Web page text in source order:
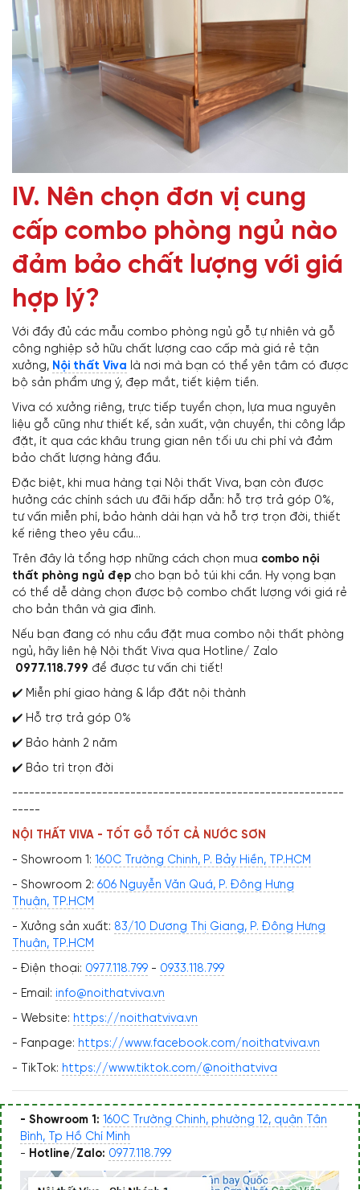
IV. Nên chọn đơn vị cung
cấp combo phòng ngủ nào
đảm bảo chất lượng với giá
hợp lý?
Với đầy đủ các mẫu combo phòng ngủ gỗ tự nhiên và gỗ
công nghiệp sở hữu chất lượng cao cấp mà giá rẻ tận
xưởng, Nội thất Viva là nơi mà bạn có thể yên tâm có được
bộ sản phẩm ưng ý, đẹp mắt, tiết kiệm tiền.
Viva có xưởng riêng, trực tiếp tuyển chọn, lựa mua nguyên
liệu gỗ cũng như thiết kế, sản xuất, vận chuyển, thi công lắp
đặt, ít qua các khâu trung gian nên tối ưu chi phí và đảm
bảo chất lượng hàng đầu.
Đặc biệt, khi mua hàng tại Nội thất Viva, bạn còn được
hưởng các chính sách ưu đãi hấp dẫn: hỗ trợ trả góp 0%,
tư vấn miễn phí, bảo hành dài hạn và hỗ trợ trọn đời, thiết
kế riêng theo yêu cầu…
Trên đây là tổng hợp những cách chọn mua combo nội
thất phòng ngủ đẹp cho bạn bỏ túi khi cần. Hy vọng bạn
có thể dễ dàng chọn được bộ combo chất lượng với giá rẻ
cho bản thân và gia đình.
Nếu bạn đang có nhu cầu đặt mua combo nội thất phòng
ngủ, hãy liên hệ Nội thất Viva qua Hotline/ Zalo
0977.118.799 để được tư vấn chi tiết!
✔️ Miễn phí giao hàng & lắp đặt nội thành
✔️ Hỗ trợ trả góp 0%
✔️ Bảo hành 2 năm
✔️ Bảo trì trọn đời
-----------------------------------------------------------
-----
NỘI THẤT VIVA - TỐT GỖ TỐT CẢ NƯỚC SƠN
- Showroom 1: 160C Trường Chinh, P. Bảy Hiền, TP.HCM
- Showroom 2: 606 Nguyễn Văn Quá, P. Đông Hưng
Thuận, TP.HCM
- Xưởng sản xuất: 83/10 Dương Thị Giang, P. Đông Hưng
Thuận, TP.HCM
- Điện thoại: 0977.118.799 - 0933.118.799
- Email: info@noithatviva.vn
- Website: https://noithatviva.vn
- Fanpage: https://www.facebook.com/noithatviva.vn
- TikTok: https://www.tiktok.com/@noithatviva
- Showroom 1: 160C Trường Chinh, phường 12, quận Tân
Bình, Tp Hồ Chí Minh
- Hotline/Zalo: 0977.118.799